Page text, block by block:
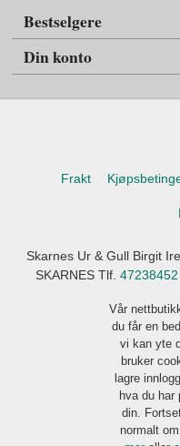
Bestselgere
Din konto
Frakt
Skarnes Ur & Gull Birgit
SKARNES Tlf. 47238452
Vår
du får en
vi kan yte
bruker
lagre
hva du har
din.
normalt